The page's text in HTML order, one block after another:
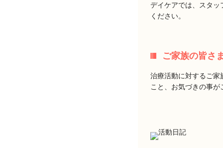
デイケアでは、スタッ
ください。
ご家族の皆さ
治療活動に対するご家
こと、お気づきの事